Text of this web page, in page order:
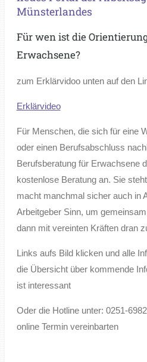
Münsterlandes
Für wen ist die
Erwachsene?
zum Erklärvidoo unten auf den
Erklärvideo
Für Menschen, die sich für eine
oder einen Berufsabschluss
Berufsberatung für Erwachsene
kostenlose Beratung an. Sie
macht manchmal sicher auch in
Arbeitgeber Sinn, um
dann mit vereinten Kräften dran
Links aufs Bild klicken und alle
die Übersicht über kommende
ist interessant
Oder die Hotline unter: 0251-
online Termin vereinbarten